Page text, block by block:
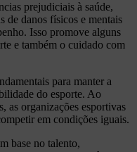
prejudiciais à saúde,
de danos físicos e mentais
Isso promove alguns
e também o cuidado com
para manter a
do esporte. Ao
as organizações esportivas
em condições iguais.
base no talento,